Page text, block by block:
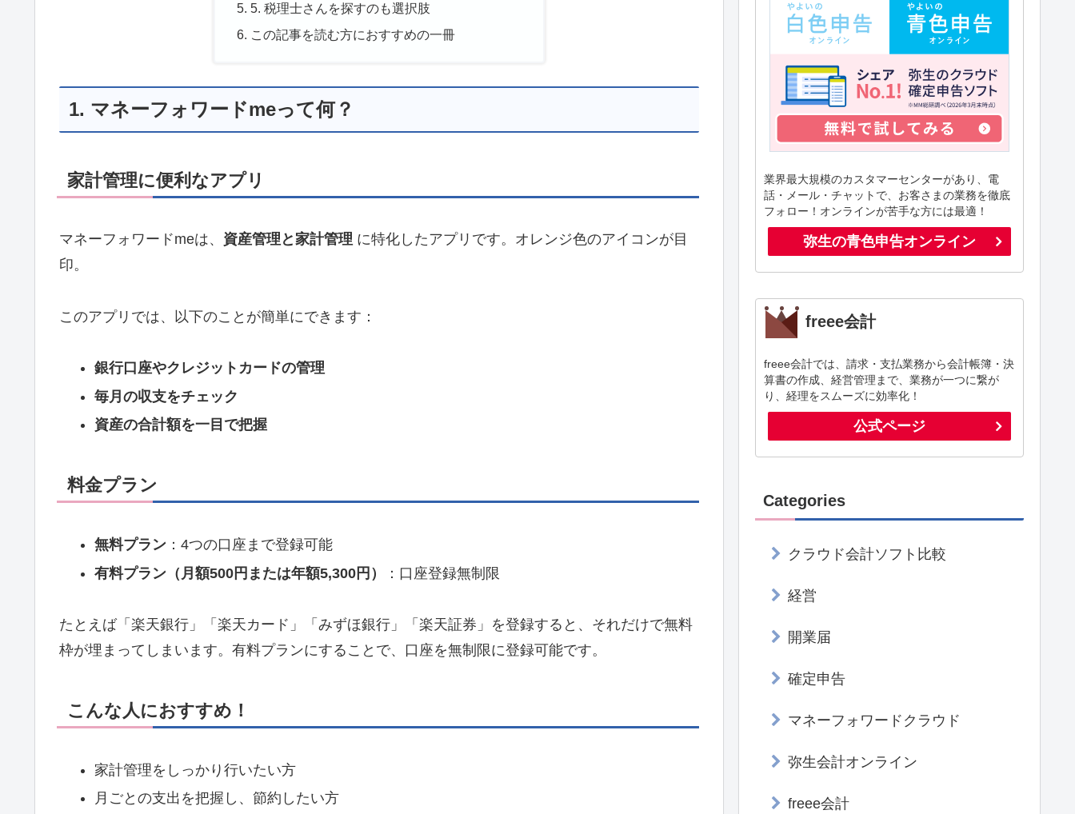
5. 税理士さんを探すのも選択肢
この記事を読む方におすすめの一冊
1. マネーフォワードmeって何？
家計管理に便利なアプリ
マネーフォワードmeは、 資産管理と家計管理 に特化したアプリです。オレンジ色のアイコンが目
印。
このアプリでは、以下のことが簡単にできます：
銀行口座やクレジットカードの管理
毎月の収支をチェック
資産の合計額を一目で把握
料金プラン
無料プラン：4つの口座まで登録可能
有料プラン（月額500円または年額5,300円）
：口座登録無制限
たとえば「楽天銀行」「楽天カード」「みずほ銀行」「楽天証券」を登録すると、それだけで無料
枠が埋まってしまいます。有料プランにすることで、口座を無制限に登録可能です。
こんな人におすすめ！
家計管理をしっかり行いたい方
月ごとの支出を把握し、節約したい方
業界最大規模のカスタマーセンターがあり、電
話・メール・チャットで、お客さまの業務を徹底
フォロー！オンラインが苦手な方には最適！
弥生の青色申告オンライン
freee会計
freee会計では、請求・支払業務から会計帳簿・決
算書の作成、経営管理まで、業務が一つに繋が
り、経理をスムーズに効率化！
公式ページ
Categories
クラウド会計ソフト比較
経営
開業届
確定申告
マネーフォワードクラウド
弥生会計オンライン
freee会計